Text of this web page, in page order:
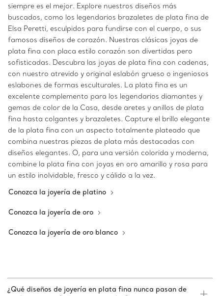
siempre es el mejor. Explore nuestros diseños más
buscados, como los legendarios brazaletes de plata fina de
Elsa Peretti, esculpidos para fundirse con el cuerpo, o sus
famosos diseños de corazón. Nuestras clásicas joyas de
plata fina con placa estilo corazón son divertidas pero
sofisticadas. Descubra las joyas de plata fina con cadenas,
con nuestro atrevido y original eslabón grueso o ingeniosos
eslabones de formas esculturales. La plata fina es un
excelente complemento para los legendarios diamantes y
gemas de color de la Casa, desde aretes y anillos de plata
fina hasta colgantes y brazaletes. Capture el brillo elegante
de la plata fina con un aspecto totalmente plateado que
combina nuestras piezas de plata más destacadas con
diseños elegantes. O, para una versión colorida y moderna,
combine la plata fina con joyas en oro amarillo y rosa para
un estilo inolvidable, fresco y cálido a la vez.
Conozca la joyería de platino
Conozca la joyería de oro
Conozca la joyería de oro blanco
¿Qué diseños de joyería en plata fina nunca pasan de